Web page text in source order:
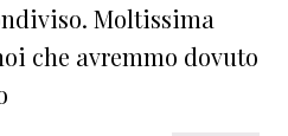
Moltissima
che avremmo dovuto